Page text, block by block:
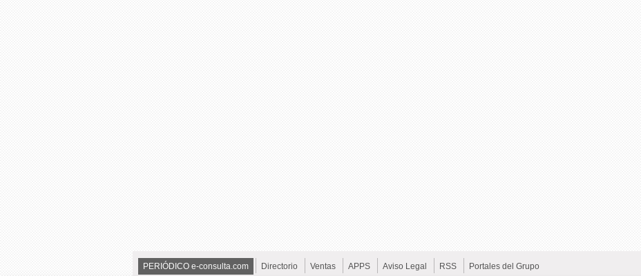
PERIÓDICO e-consulta.com Directorio Ventas APPS Aviso Legal RSS Portales del Grupo